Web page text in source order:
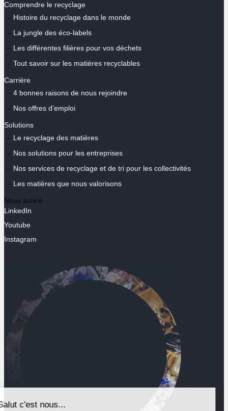
Salut c'est nous...
Comprendre le recyclage
Histoire du recyclage dans le monde
La jungle des éco-labels
Les différentes filières pour vos déchets
Tout savoir sur les matières recyclables
Carrière
4 bonnes raisons de nous rejoindre
Nos offres d’emploi
Solutions
Le recyclage des matières
Nos solutions pour les entreprises
Nos services de recyclage et de tri pour les collectivités
Les matières que nous valorisons
Nous suivre
LinkedIn
Youtube
Instagram